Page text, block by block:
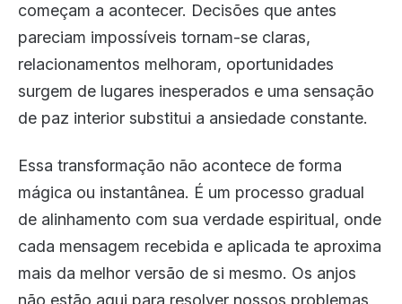
começam a acontecer. Decisões que antes
pareciam impossíveis tornam-se claras,
relacionamentos melhoram, oportunidades
surgem de lugares inesperados e uma sensação
de paz interior substitui a ansiedade constante.
Essa transformação não acontece de forma
mágica ou instantânea. É um processo gradual
de alinhamento com sua verdade espiritual, onde
cada mensagem recebida e aplicada te aproxima
mais da melhor versão de si mesmo. Os anjos
não estão aqui para resolver nossos problemas